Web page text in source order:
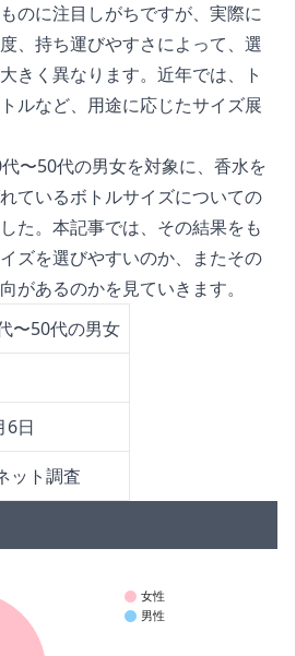
のに注目しがちですが、実際に
、持ち運びやすさによって、選
きく異なります。近年では、ト
ルなど、用途に応じたサイズ展
〜50代の男女を対象に、香水を
ているボトルサイズについての
た。本記事では、その結果をも
ズを選びやすいのか、またその
があるのかを見ていきます。
〜50代の男女
6日
ット調査
女性
男性